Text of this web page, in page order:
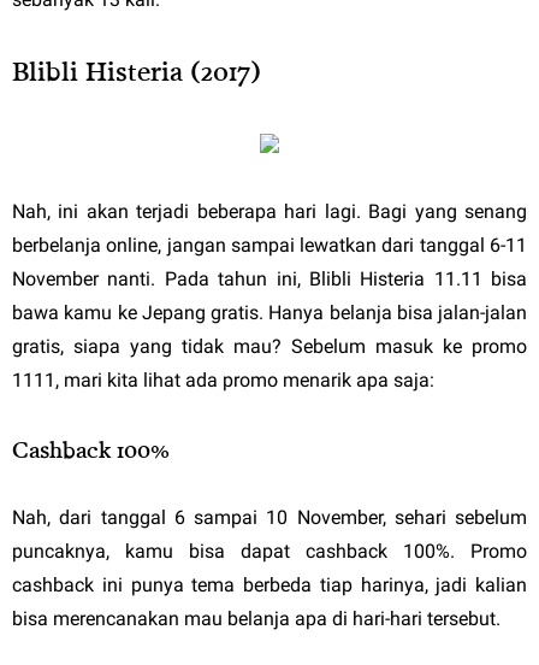
Blibli Histeria (2017)
Nah, ini akan terjadi beberapa hari lagi. Bagi yang senang
berbelanja online, jangan sampai lewatkan dari tanggal 6-11
November nanti. Pada tahun ini, Blibli Histeria 11.11 bisa
bawa kamu ke Jepang gratis. Hanya belanja bisa jalan-jalan
gratis, siapa yang tidak mau? Sebelum masuk ke promo
1111, mari kita lihat ada promo menarik apa saja:
Cashback 100%
Nah, dari tanggal 6 sampai 10 November, sehari sebelum
puncaknya, kamu bisa dapat cashback 100%. Promo
cashback ini punya tema berbeda tiap harinya, jadi kalian
bisa merencanakan mau belanja apa di hari-hari tersebut.